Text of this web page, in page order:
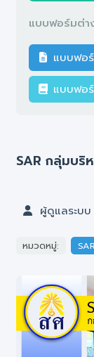
แบบฟอร์มต่า
แบบฟอ
แบบฟอ
SAR กลุ่มบริ
ผู้ดูแลระบบ
หมวดหมู่: SAR